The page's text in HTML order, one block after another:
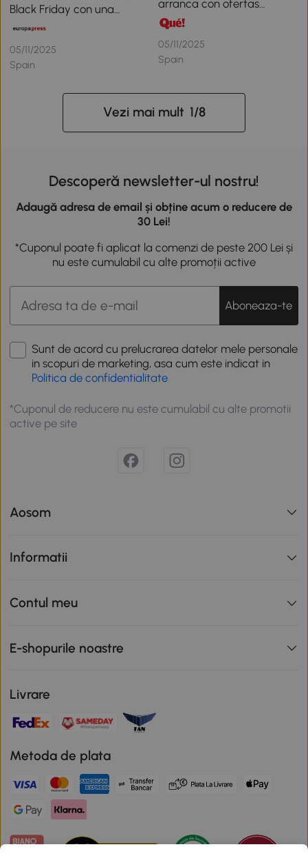
Black Friday con una
05/11/2025
Spain
arranca con ofertas
anticipadas y regalos en
múltiples categorías del
hogar
05/11/2025
Spain
Vezi mai mult 1/8
Descoperă newsletter-ul nostru!
Adaugă adresa de email și obține acum o reducere de
30 Lei!
*Cuponul poate fi aplicat la comenzi de peste 200 Lei și
nu este cumulabil cu alte promoții active
Aboneaza-te
Sunt de acord cu prelucrarea datelor mele personale
in scopuri de marketing, asa cum este indicat in
Politica de confidentialitate
*Cuponul de reducere nu este cumulabil cu alte promotii
active pe site
Aosom
Informatii
Contul meu
E-shopurile noastre
Livrare
Metoda de plata